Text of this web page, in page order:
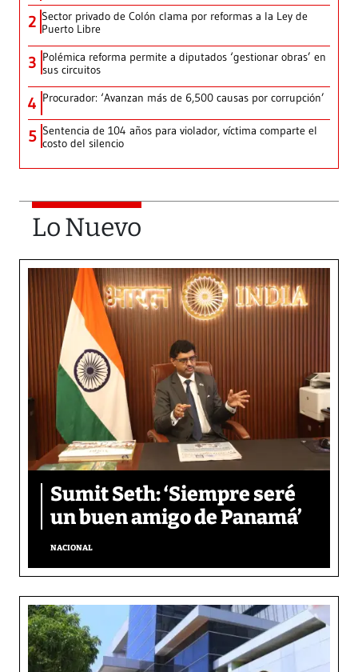
2 Sector privado de Colón clama por reformas a la Ley de
Puerto Libre
3 Polémica reforma permite a diputados ‘gestionar obras’ en
sus circuitos
4 Procurador: ‘Avanzan más de 6,500 causas por corrupción’
5 Sentencia de 104 años para violador, víctima comparte el
costo del silencio
Lo Nuevo
Sumit Seth: ‘Siempre seré
un buen amigo de Panamá’
NACIONAL